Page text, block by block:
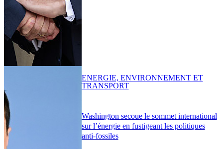
Washington secoue le sommet international
sur l’énergie en fustigeant les politiques
anti-fossiles
ENERGIE, ENVIRONNEMENT ET
TRANSPORT